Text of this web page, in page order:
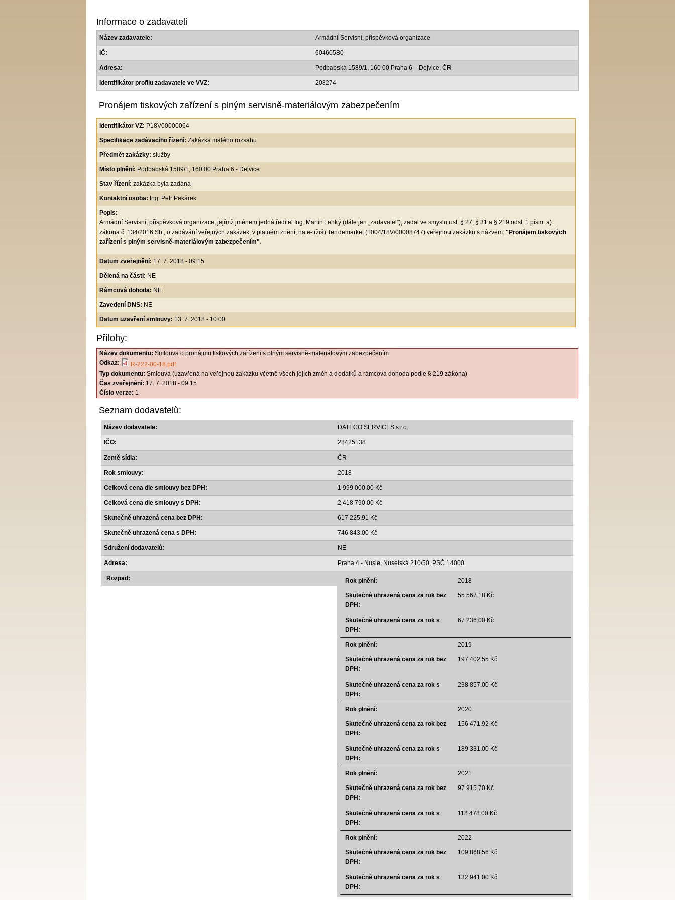
Informace o zadavateli
Název zadavatele: Armádní Servisní, příspěvková organizace
IČ: 60460580
Adresa: Podbabská 1589/1, 160 00 Praha 6 – Dejvice, ČR
Identifikátor profilu zadavatele ve VVZ: 208274
Pronájem tiskových zařízení s plným servisně-materiálovým zabezpečením
Identifikátor VZ: P18V00000064
Specifikace zadávacího řízení: Zakázka malého rozsahu
Předmět zakázky: služby
Místo plnění: Podbabská 1589/1, 160 00 Praha 6 - Dejvice
Stav řízení: zakázka byla zadána
Kontaktní osoba: Ing. Petr Pekárek
Popis:
Armádní Servisní, příspěvková organizace, jejímž jménem jedná ředitel Ing. Martin Lehký (dále jen „zadavatel”), zadal ve smyslu ust. § 27, § 31 a § 219 odst. 1 písm. a)
zákona č. 134/2016 Sb., o zadávání veřejných zakázek, v platném znění, na e-tržišti Tendemarket (T004/18V/00008747) veřejnou zakázku s názvem: "Pronájem tiskových
zařízení s plným servisně-materiálovým zabezpečením".
Datum zveřejnění: 17. 7. 2018 - 09:15
Dělená na části: NE
Rámcová dohoda: NE
Zavedení DNS: NE
Datum uzavření smlouvy: 13. 7. 2018 - 10:00
Přílohy:
Název dokumentu: Smlouva o pronájmu tiskových zařízení s plným servisně-materiálovým zabezpečením
Odkaz:
R-222-00-18.pdf
Typ dokumentu: Smlouva (uzavřená na veřejnou zakázku včetně všech jejích změn a dodatků a rámcová dohoda podle § 219 zákona)
Čas zveřejnění: 17. 7. 2018 - 09:15
Číslo verze: 1
Seznam dodavatelů:
Název dodavatele: DATECO SERVICES s.r.o.
IČO: 28425138
Země sídla: ČR
Rok smlouvy: 2018
Celková cena dle smlouvy bez DPH: 1 999 000.00 Kč
Celková cena dle smlouvy s DPH: 2 418 790.00 Kč
Skutečně uhrazená cena bez DPH: 617 225.91 Kč
Skutečně uhrazená cena s DPH: 746 843.00 Kč
Sdružení dodavatelů: NE
Adresa: Praha 4 - Nusle, Nuselská 210/50, PSČ 14000
Rozpad: Rok plnění: 2018
Skutečně uhrazená cena za rok bez
DPH:
55 567.18 Kč
Skutečně uhrazená cena za rok s
DPH:
67 236.00 Kč
Rok plnění: 2019
Skutečně uhrazená cena za rok bez
DPH:
197 402.55 Kč
Skutečně uhrazená cena za rok s
DPH:
238 857.00 Kč
Rok plnění: 2020
Skutečně uhrazená cena za rok bez
DPH:
156 471.92 Kč
Skutečně uhrazená cena za rok s
DPH:
189 331.00 Kč
Rok plnění: 2021
Skutečně uhrazená cena za rok bez
DPH:
97 915.70 Kč
Skutečně uhrazená cena za rok s
DPH:
118 478.00 Kč
Rok plnění: 2022
Skutečně uhrazená cena za rok bez
DPH:
109 868.56 Kč
Skutečně uhrazená cena za rok s
DPH:
132 941.00 Kč